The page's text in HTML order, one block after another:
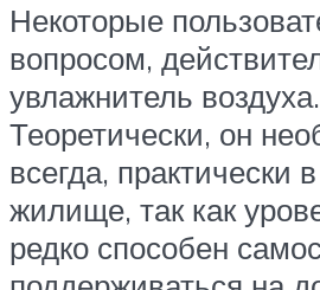
Некоторые
вопросом,
увлажнитель воздуха.
Теоретически, он
всегда, практически
жилище, так как
редко способен